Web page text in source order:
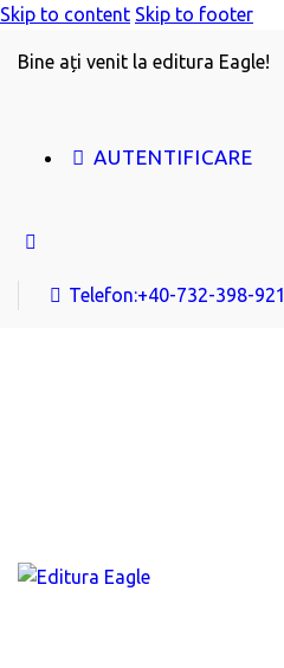
Skip to content Skip to footer
Bine ați venit la editura Eagle!
AUTENTIFICARE
Telefon:+40-732-398-921